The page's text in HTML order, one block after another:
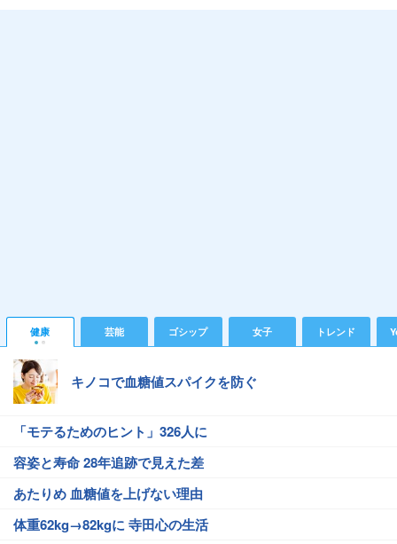
健康 芸能 ゴシップ 女子 トレンド
キノコで血糖値スパイクを防ぐ
「モテるためのヒント」326人に
容姿と寿命 28年追跡で見えた差
あたりめ 血糖値を上げない理由
体重62kg→82kgに 寺田心の生活